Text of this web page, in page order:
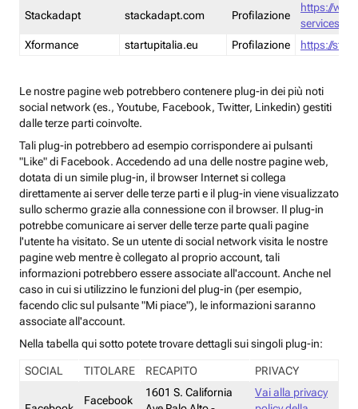
Stackadapt stackadapt.com Profilazione
https://
services-
Xformance
startupitalia.eu Profilazione https://
Le nostre pagine web potrebbero contenere plug-in dei più noti
social network (es., Youtube, Facebook, Twitter, Linkedin) gestiti
dalle terze parti coinvolte.
Tali plug-in potrebbero ad esempio corrispondere ai pulsanti
"Like" di Facebook. Accedendo ad una delle nostre pagine web,
dotata di un simile plug-in, il browser Internet si collega
direttamente ai server delle terze parti e il plug-in viene visualizzato
sullo schermo grazie alla connessione con il browser. Il plug-in
potrebbe comunicare ai server delle terze parte quali pagine
l'utente ha visitato. Se un utente di social network visita le nostre
pagine web mentre è collegato al proprio account, tali
informazioni potrebbero essere associate all'account. Anche nel
caso in cui si utilizzino le funzioni del plug-in (per esempio,
facendo clic sul pulsante "Mi piace"), le informazioni saranno
associate all'account.
Nella tabella qui sotto potete trovare dettagli sui singoli plug-in:
SOCIAL TITOLARE RECAPITO PRIVACY
Facebook
1601 S. California
Vai alla privacy